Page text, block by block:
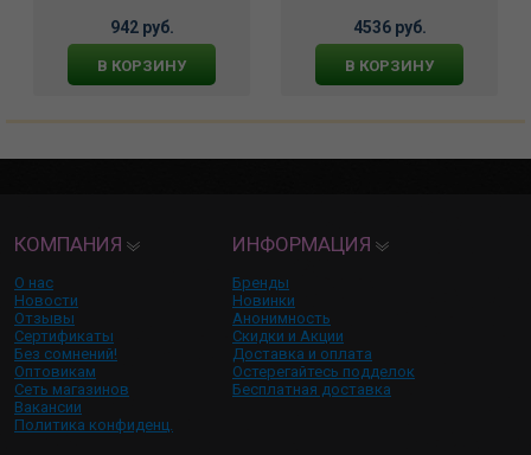
942 руб.
В КОРЗИНУ
4536 руб.
В КОРЗИНУ
КОМПАНИЯ
О нас
Новости
Отзывы
Сертификаты
Без сомнений!
Оптовикам
Сеть магазинов
Вакансии
Политика конфиденц.
ИНФОРМАЦИЯ
Бренды
Новинки
Анонимность
Скидки и Акции
Доставка и оплата
Остерегайтесь подделок
Бесплатная доставка